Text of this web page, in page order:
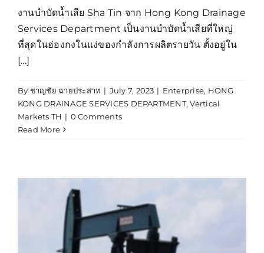
งานบำบัดน้ำเสีย Sha Tin จาก Hong Kong Drainage
Services Department เป็นงานบำบัดน้ำเสียที่ใหญ่
ที่สุดในฮ่องกงในแง่ของกำลังการผลิตรายวัน ตั้งอยู่ใน
[...]
By ชาญชัย ฉายประสาท | July 7, 2023 | Enterprise, HONG
KONG DRAINAGE SERVICES DEPARTMENT,Vertical
Markets TH | 0 Comments
Read More